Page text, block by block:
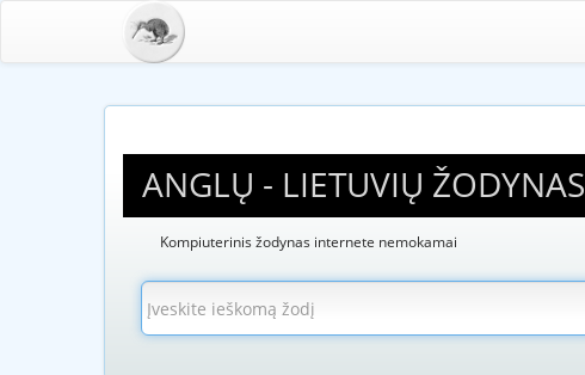
ANGLŲ - LIETUVIŲ ŽODYNAS
Kompiuterinis žodynas internete nemokamai